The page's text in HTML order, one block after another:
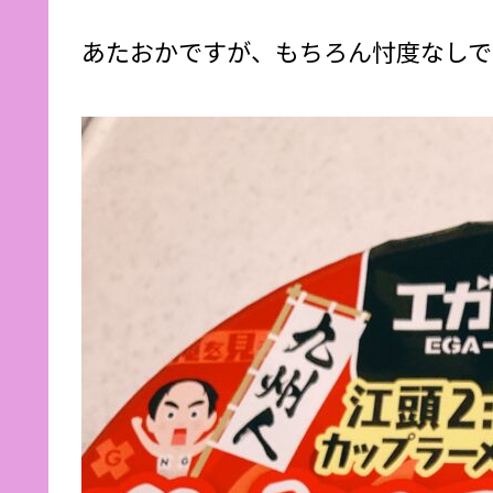
あたおかですが、もちろん忖度なし